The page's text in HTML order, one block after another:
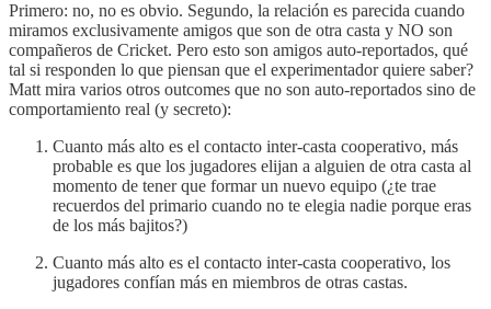
Primero: no, no es obvio. Segundo, la relación es parecida cuando
miramos exclusivamente amigos que son de otra casta y NO son
compañeros de Cricket. Pero esto son amigos auto-reportados, qué
tal si responden lo que piensan que el experimentador quiere saber?
Matt mira varios otros outcomes que no son auto-reportados sino de
comportamiento real (y secreto):
Cuanto más alto es el contacto inter-casta cooperativo, más
probable es que los jugadores elijan a alguien de otra casta al
momento de tener que formar un nuevo equipo (¿te trae
recuerdos del primario cuando no te elegia nadie porque eras
de los más bajitos?)
Cuanto más alto es el contacto inter-casta cooperativo, los
jugadores confían más en miembros de otras castas.